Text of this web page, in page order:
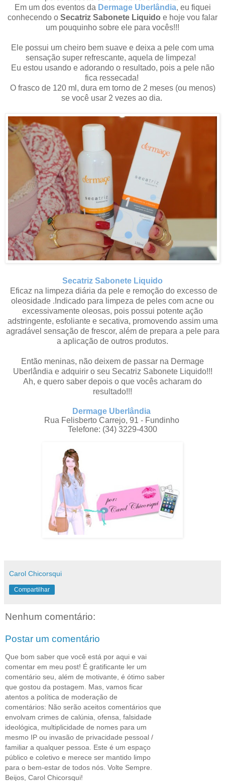
Em um dos eventos da Dermage Uberlândia, eu fiquei
conhecendo o Secatriz Sabonete Liquido e hoje vou falar
um pouquinho sobre ele para vocês!!!
Ele possui um cheiro bem suave e deixa a pele com uma
sensação super refrescante, aquela de limpeza!
Eu estou usando e adorando o resultado, pois a pele não
fica ressecada!
O frasco de 120 ml, dura em torno de 2 meses (ou menos)
se você usar 2 vezes ao dia.
Secatriz Sabonete Liquido
Eficaz na limpeza diária da pele e remoção do excesso de
oleosidade .Indicado para limpeza de peles com acne ou
excessivamente oleosas, pois possui potente ação
adstringente, esfoliante e secativa, promovendo assim uma
agradável sensação de frescor, além de prepara a pele para
a aplicação de outros produtos.
Então meninas, não deixem de passar na Dermage
Uberlândia e adquirir o seu Secatriz Sabonete Liquido!!!
Ah, e quero saber depois o que vocês acharam do
resultado!!!
Dermage Uberlândia
Rua Felisberto Carrejo, 91 - Fundinho
Telefone: (34) 3229-4300
Carol Chicorsqui
Compartilhar
Nenhum comentário:
Postar um comentário
Que bom saber que você está por aqui e vai
comentar em meu post! É gratificante ler um
comentário seu, além de motivante, é ótimo saber
que gostou da postagem. Mas, vamos ficar
atentos a política de moderação de
comentários: Não serão aceitos comentários que
envolvam crimes de calúnia, ofensa, falsidade
ideológica, multiplicidade de nomes para um
mesmo IP ou invasão de privacidade pessoal /
familiar a qualquer pessoa. Este é um espaço
público e coletivo e merece ser mantido limpo
para o bem-estar de todos nós. Volte Sempre.
Beijos, Carol Chicorsqui!